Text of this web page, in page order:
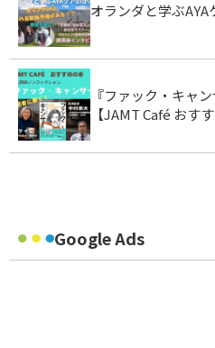
オランダと学ぶAYA
『ファック・キャ
【JAMT Café おす
Google Ads